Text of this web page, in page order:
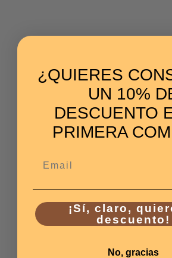
¿QUIERES
UN 10%
DESCUENTO
PRIMERA
¡Sí, claro,
descuento!
No, gracias